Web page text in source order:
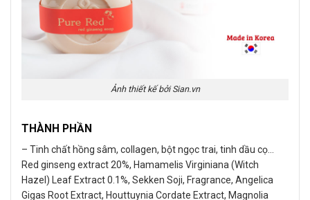
Ảnh thiết kế bởi Sian.vn
THÀNH PHẦN
– Tinh chất hồng sâm, collagen, bột ngọc trai, tinh dầu cọ…
Red ginseng extract 20%, Hamamelis Virginiana (Witch
Hazel) Leaf Extract 0.1%, Sekken Soji, Fragrance, Angelica
Gigas Root Extract, Houttuynia Cordate Extract, Magnolia